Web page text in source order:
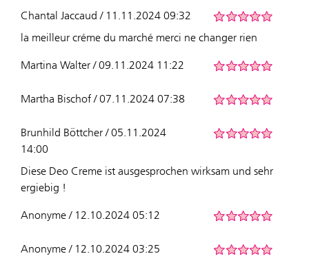
Chantal Jaccaud / 11.11.2024 09:32
la meilleur créme du marché merci ne changer rien
Martina Walter / 09.11.2024 11:22
Martha Bischof / 07.11.2024 07:38
Brunhild Böttcher / 05.11.2024
14:00
Diese Deo Creme ist ausgesprochen wirksam und sehr
ergiebig !
Anonyme / 12.10.2024 05:12
Anonyme / 12.10.2024 03:25